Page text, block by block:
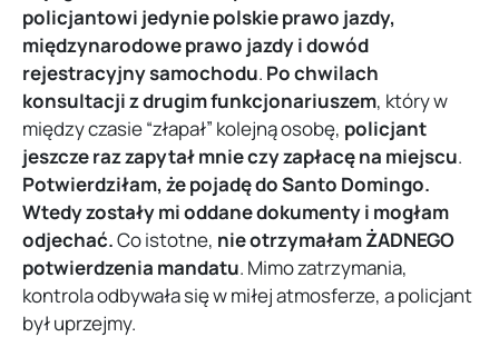
policjantowi jedynie polskie prawo jazdy,
międzynarodowe prawo jazdy i dowód
rejestracyjny samochodu. Po chwilach
konsultacji z drugim funkcjonariuszem, który w
między czasie “złapał” kolejną osobę, policjant
jeszcze raz zapytał mnie czy zapłacę na miejscu.
Potwierdziłam, że pojadę do Santo Domingo.
Wtedy zostały mi oddane dokumenty i mogłam
odjechać.Co istotne, nie otrzymałam ŻADNEGO
potwierdzenia mandatu. Mimo zatrzymania,
kontrola odbywała się w miłej atmosferze, a policjant
był uprzejmy.